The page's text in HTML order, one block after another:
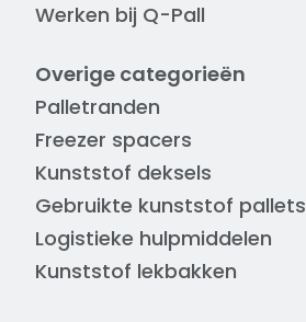
Werken bij Q-Pall
Overige categorieën
Palletranden
Freezer spacers
Kunststof deksels
Gebruikte kunststof pallets
Logistieke hulpmiddelen
Kunststof lekbakken